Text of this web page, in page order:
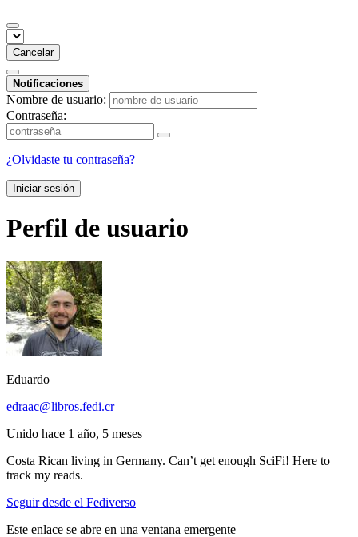
Cancelar
Notificaciones
Nombre de usuario:
Contraseña:
¿Olvidaste tu contraseña?
Iniciar sesión
Perfil de usuario
Eduardo
edraac@libros.fedi.cr
Unido hace 1 año, 5 meses
Costa Rican living in Germany. Can’t get enough SciFi! Here to
track my reads.
Seguir desde el Fediverso
Este enlace se abre en una ventana emergente